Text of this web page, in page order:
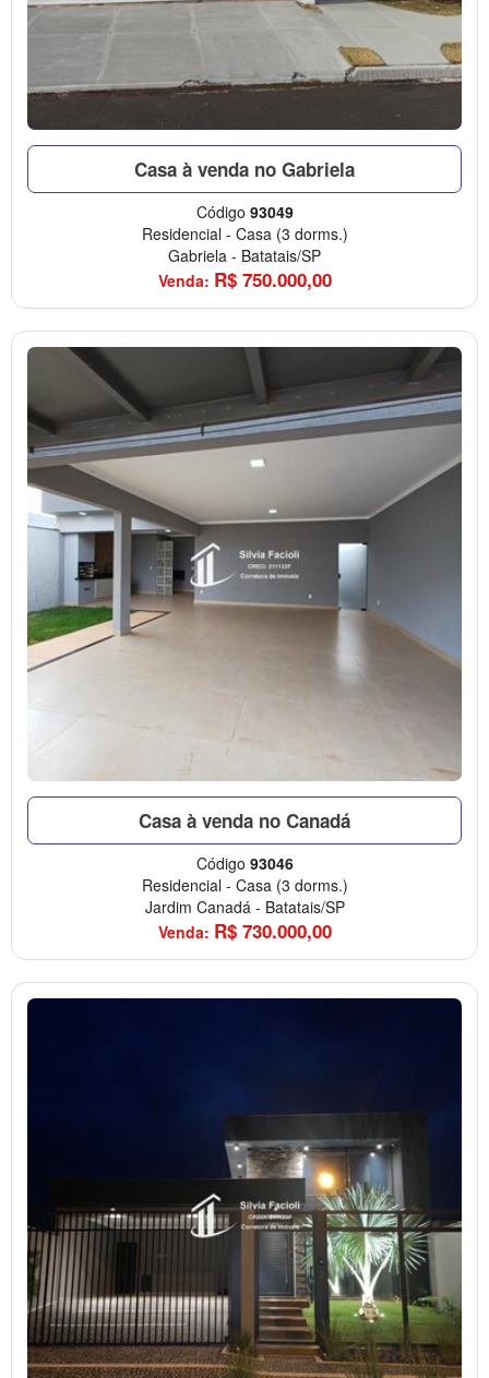
Casa à venda no Gabriela
Código 93049
Residencial - Casa (3 dorms.)
Gabriela - Batatais/SP
Venda: R$ 750.000,00
Casa à venda no Canadá
Código 93046
Residencial - Casa (3 dorms.)
Jardim Canadá - Batatais/SP
Venda: R$ 730.000,00